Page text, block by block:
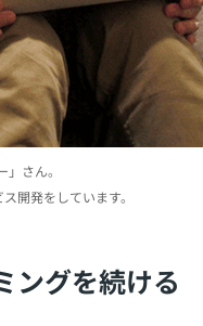
さん。
開発をしています。
ングを続ける